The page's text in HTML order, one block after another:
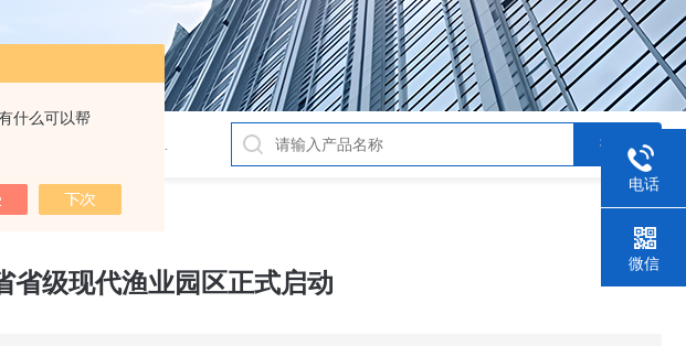
什么可以帮
和系统集成的专业公司
省级现代渔业园区正式启动
电话
微信